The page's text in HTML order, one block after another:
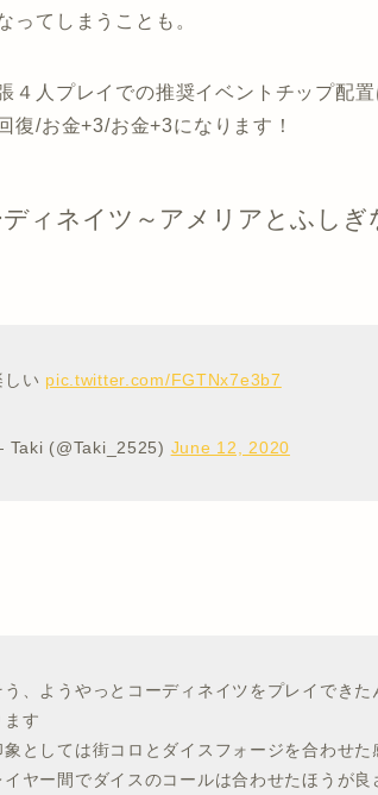
ってしまうことも。
４人プレイでの推奨イベントチップ配
復/お金+3/お金+3になります！
ディネイツ～アメリアとふしぎ
しい pic.twitter.com/FGTNx7e3b7
(@Taki_2525) June 12, 2020
う、ようやっとコーディネイツをプレイでき
ます
象としては街コロとダイスフォージを合わせ
イヤー間でダイスのコールは合わせたほうが